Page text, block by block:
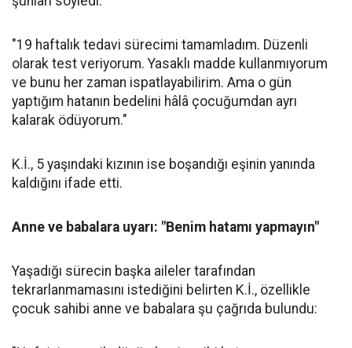
"19 haftalık tedavi sürecimi tamamladım. Düzenli
olarak test veriyorum. Yasaklı madde kullanmıyorum
ve bunu her zaman ispatlayabilirim. Ama o gün
yaptığım hatanın bedelini hâlâ çocuğumdan ayrı
kalarak ödüyorum."
K.İ., 5 yaşındaki kızının ise boşandığı eşinin yanında
kaldığını ifade etti.
Anne ve babalara uyarı: "Benim hatamı yapmayın"
Yaşadığı sürecin başka aileler tarafından
tekrarlanmamasını istediğini belirten K.İ., özellikle
çocuk sahibi anne ve babalara şu çağrıda bulundu: